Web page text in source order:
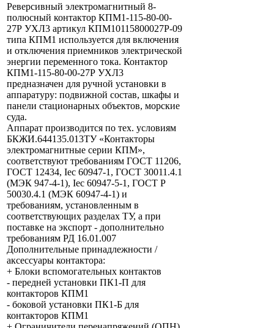
Реверсивный электромагнитный 8-
полюсный контактор КПМ1-115-80-00-
27Р УХЛ3 артикул КПМ10115800027Р-09
типа КПМ1 используется для включения
и отключения приемников электрической
энергии переменного тока. Контактор
КПМ1-115-80-00-27Р УХЛ3
предназначен для ручной установки в
аппаратуру: подвижной состав, шкафы и
панели стационарных объектов, морские
суда.
Аппарат производится по тех. условиям
БКЖИ.644135.013ТУ «Контакторы
электромагнитные серии КПМ»,
соответствуют требованиям ГОСТ 11206,
ГОСТ 12434, Iес 60947-1, ГОСТ 30011.4.1
(МЭК 947-4-1), Iес 60947-5-1, ГОСТ Р
50030.4.1 (МЭК 60947-4-1) и
требованиям, установленным в
соответствующих разделах ТУ, а при
поставке на экспорт - дополнительно
требованиям РД 16.01.007
Дополнительные принадлежности /
аксессуары контактора:
+ Блоки вспомогательных контактов
- передней установки ПК1-П для
контакторов КПМ1
- боковой установки ПК1-Б для
контакторов КПМ1